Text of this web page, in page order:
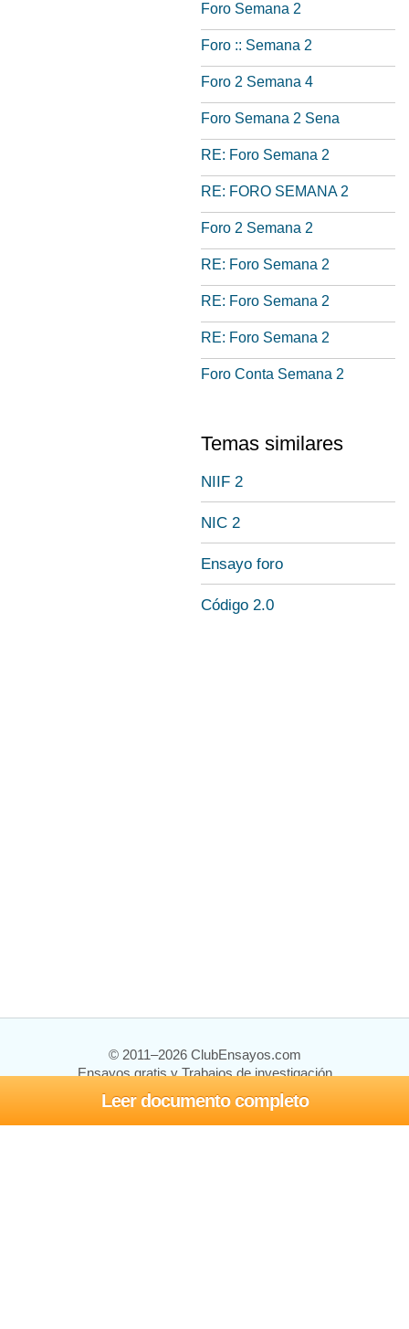
Leer documento completo
Foro Semana 2
Foro :: Semana 2
Foro 2 Semana 4
Foro Semana 2 Sena
RE: Foro Semana 2
RE: FORO SEMANA 2
Foro 2 Semana 2
RE: Foro Semana 2
RE: Foro Semana 2
RE: Foro Semana 2
Foro Conta Semana 2
Temas similares
NIIF 2
NIC 2
Ensayo foro
Código 2.0
© 2011–2026 ClubEnsayos.com
Ensayos gratis y Trabajos de investigación